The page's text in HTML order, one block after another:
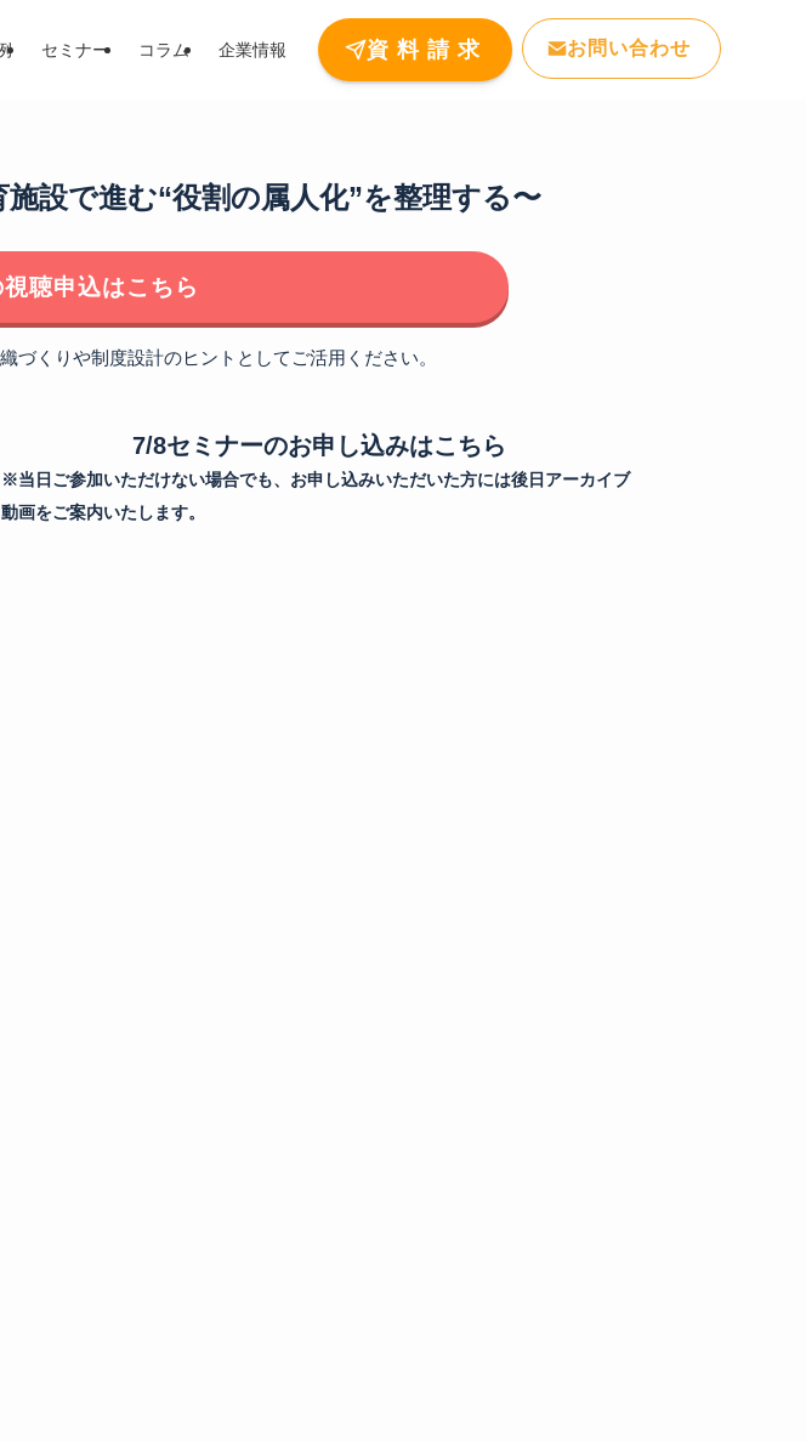
セミナー コラム 企業情報 資 料 請 求 お問い合わせ
設で進む“役割の属人化”を整理する〜
聴申込はこちら
づくりや制度設計のヒントとしてご活用ください。
7/8セミナーのお申し込みはこちら
※当日ご参加いただけない場合でも、お申し込みいただいた方には後日アーカイブ
動画をご案内いたします。